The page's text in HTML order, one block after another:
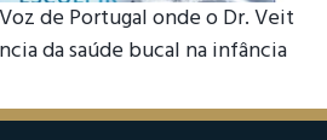
de Portugal onde o Dr. Veit
da saúde bucal na infância